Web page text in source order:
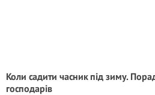
Коли садити часник під зиму.
господарів